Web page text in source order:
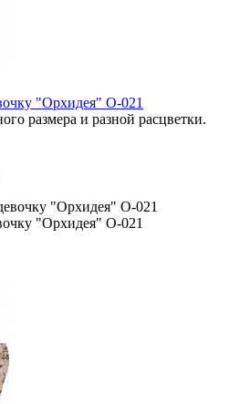
"Орхидея" О-021
размера и разной расцветки.
"Орхидея" О-021